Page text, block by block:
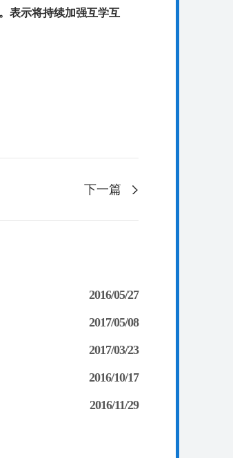
表示将持续加强互学互
下一篇
2016/05/27
2017/05/08
2017/03/23
2016/10/17
2016/11/29